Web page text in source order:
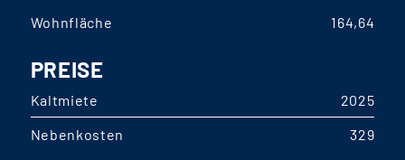
Wohnfläche 164,64
PREISE
Kaltmiete
2025
Nebenkosten
329